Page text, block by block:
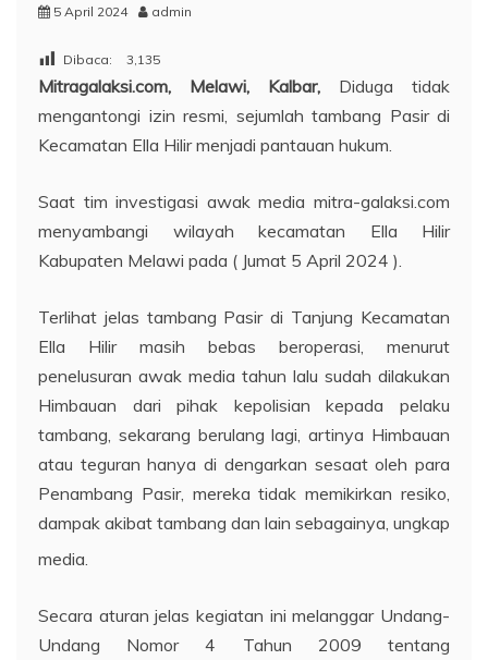
5 April 2024 admin
Dibaca: 3,135
Mitragalaksi.com, Melawi, Kalbar, Diduga tidak
mengantongi izin resmi, sejumlah tambang Pasir di
Kecamatan Ella Hilir menjadi pantauan hukum.
Saat tim investigasi awak media mitra-galaksi.com
menyambangi wilayah kecamatan Ella Hilir
Kabupaten Melawi pada ( Jumat 5 April 2024 ).
Terlihat jelas tambang Pasir di Tanjung Kecamatan
Ella Hilir masih bebas beroperasi, menurut
penelusuran awak media tahun lalu sudah dilakukan
Himbauan dari pihak kepolisian kepada pelaku
tambang, sekarang berulang lagi, artinya Himbauan
atau teguran hanya di dengarkan sesaat oleh para
Penambang Pasir, mereka tidak memikirkan resiko,
dampak akibat tambang dan lain sebagainya, ungkap
media.
Secara aturan jelas kegiatan ini melanggar Undang-
Undang Nomor 4 Tahun 2009 tentang